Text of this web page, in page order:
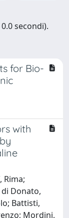
secondi).
for Bio-
with
Rima;
Donato,
Battisti,
Mordini,